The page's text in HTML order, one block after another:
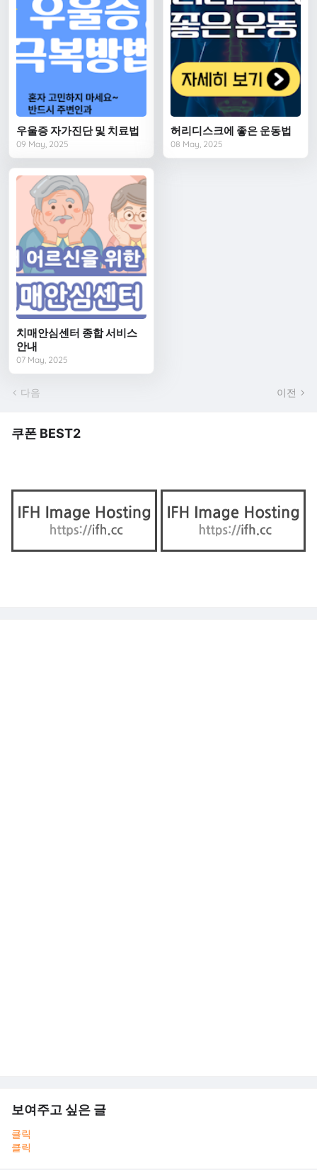
우울증 자가진단 및 치료법
09 May, 2025
허리디스크에 좋은 운동법
08 May, 2025
치매안심센터 종합 서비스
안내
07 May, 2025
다음 이전
쿠폰 BEST2
보여주고 싶은 글
클릭
클릭